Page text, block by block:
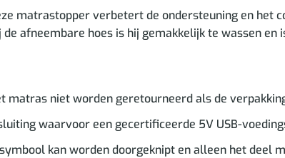
matrastopper verbetert de ondersteuning en
afneembare hoes is hij gemakkelijk te wassen en
matras niet worden geretourneerd als de
waarvoor een gecertificeerde 5V USB-
kan worden doorgeknipt en alleen het deel